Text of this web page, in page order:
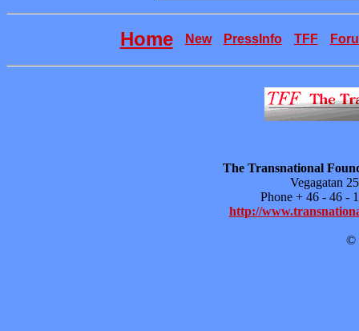
Home New PressInfo TFF
The Transnational
Vegagatan
Phone + 46 - 46 -
http://
©